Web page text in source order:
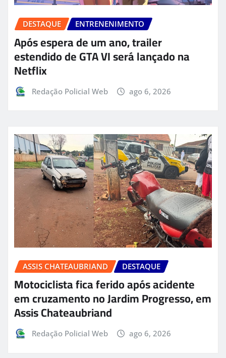
DESTAQUE ENTRENENIMENTO
Após espera de um ano, trailer
estendido de GTA VI será lançado na
Netflix
Redação Policial Web ago 6, 2026
ASSIS CHATEAUBRIAND DESTAQUE
Motociclista fica ferido após acidente
em cruzamento no Jardim Progresso, em
Assis Chateaubriand
Redação Policial Web ago 6, 2026